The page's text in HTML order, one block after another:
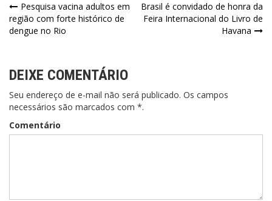
Pesquisa vacina adultos em
região com forte histórico de
dengue no Rio
Brasil é convidado de honra da
Feira Internacional do Livro de
Havana
DEIXE COMENTÁRIO
Seu endereço de e-mail não será publicado. Os campos
necessários são marcados com *.
Comentário